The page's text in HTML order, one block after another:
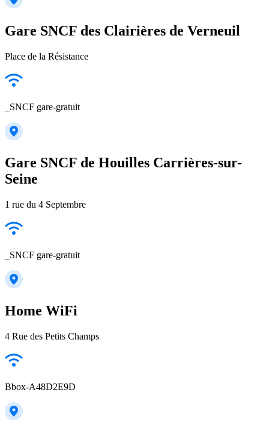
Gare SNCF des Clairières de Verneuil
Place de la Résistance
_SNCF gare-gratuit
Gare SNCF de Houilles Carrières-sur-
Seine
1 rue du 4 Septembre
_SNCF gare-gratuit
Home WiFi
4 Rue des Petits Champs
Bbox-A48D2E9D